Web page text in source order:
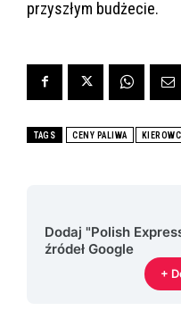
przyszłym budżecie.
TAGS CENY PALIWA
Dodaj "Polish
źródeł Google
+